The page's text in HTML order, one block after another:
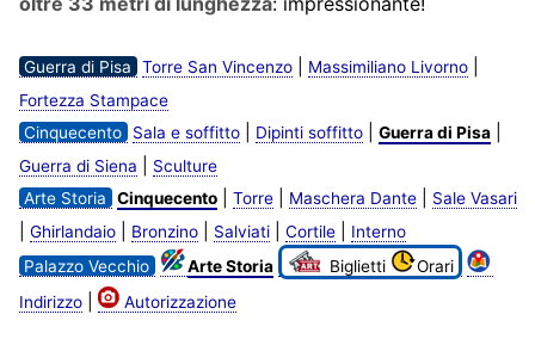
Guerra di Pisa Torre San Vincenzo| Massimiliano Livorno|
Fortezza Stampace
Cinquecento
Sala e soffitto| Dipinti soffitto| Guerra di Pisa|
Guerra di Siena
Sculture
Arte Storia
Cinquecento| Torre| Maschera Dante| Sale Vasari
Ghirlandaio| Bronzino| Salviati| Cortile|
Interno
Palazzo Vecchio
Arte Storia Biglietti
Orari
Indirizzo| Autorizzazione